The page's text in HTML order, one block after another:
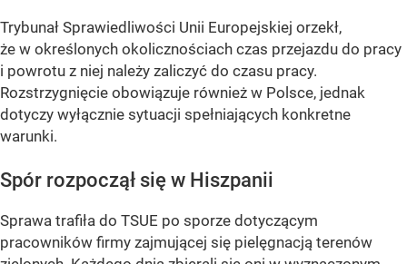
Trybunał Sprawiedliwości Unii Europejskiej orzekł,
że w określonych okolicznościach czas przejazdu do pracy
i powrotu z niej należy zaliczyć do czasu pracy.
Rozstrzygnięcie obowiązuje również w Polsce, jednak
dotyczy wyłącznie sytuacji spełniających konkretne
warunki.
Spór rozpoczął się w Hiszpanii
Sprawa trafiła do TSUE po sporze dotyczącym
pracowników firmy zajmującej się pielęgnacją terenów